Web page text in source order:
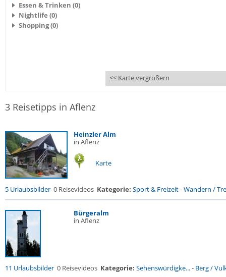
Essen & Trinken (0)
Nightlife (0)
Shopping (0)
<< Karte vergrößern
3 Reisetipps in Aflenz
Heinzler Alm
in Aflenz
Karte
5 Urlaubsbilder 0 Reisevideos Kategorie: Sport & Freizeit-Wandern /
Bürgeralm
in Aflenz
11 Urlaubsbilder 0 Reisevideos Kategorie: Sehenswürdigke...- Berg /